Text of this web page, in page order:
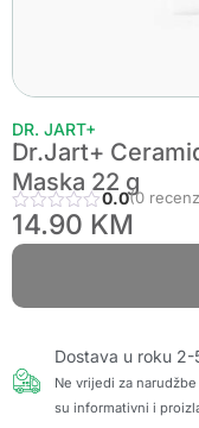
DR. JART+
Dr.Jart+
Maska 22 g
0.0(0
14.90 KM
Dostava u roku 2-
Ne vrijedi za
su informativni i